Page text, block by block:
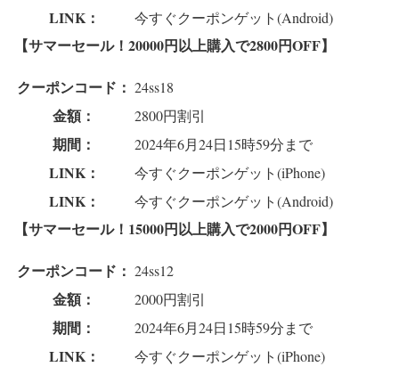
LINK： 今すぐクーポンゲット(Android)
【サマーセール！20000円以上購入で2800円OFF】
クーポンコード： 24ss18
金額： 2800円割引
期間： 2024年6月24日15時59分まで
LINK： 今すぐクーポンゲット(iPhone)
LINK： 今すぐクーポンゲット(Android)
【サマーセール！15000円以上購入で2000円OFF】
クーポンコード： 24ss12
金額： 2000円割引
期間： 2024年6月24日15時59分まで
LINK： 今すぐクーポンゲット(iPhone)